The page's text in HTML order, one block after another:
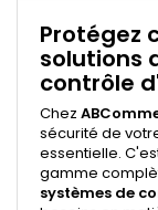
Protégez
solutions
contrôle
Chez
sécurité de
essentielle.
gamme
systèmes de